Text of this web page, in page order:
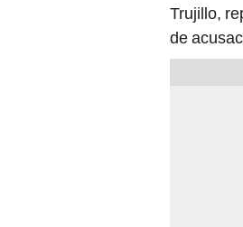
Trujillo,
de